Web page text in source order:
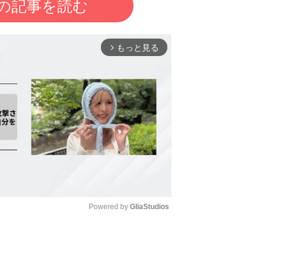
記事を読む
arrow_forward_ios もっと見る
Powered by GliaStudios